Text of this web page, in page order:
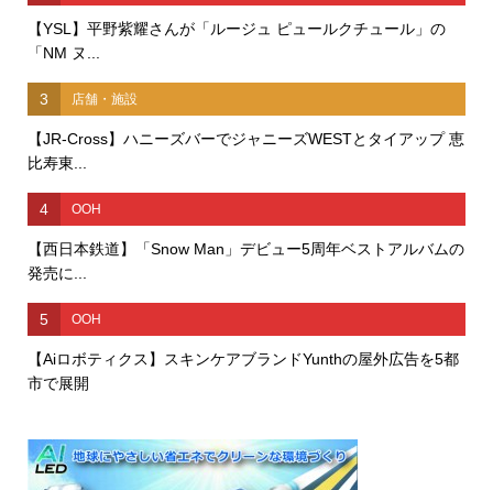
【YSL】平野紫耀さんが「ルージュ ピュールクチュール」の
「NM ヌ...
3 店舗・施設
【JR-Cross】ハニーズバーでジャニーズWESTとタイアップ 恵
比寿東...
4 OOH
【西日本鉄道】「Snow Man」デビュー5周年ベストアルバムの
発売に...
5 OOH
【Aiロボティクス】スキンケアブランドYunthの屋外広告を5都
市で展開